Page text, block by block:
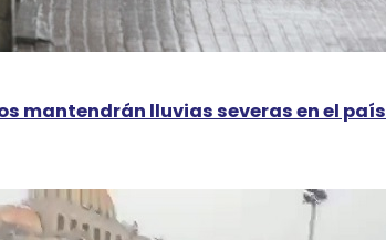
mantendrán lluvias severas en el país